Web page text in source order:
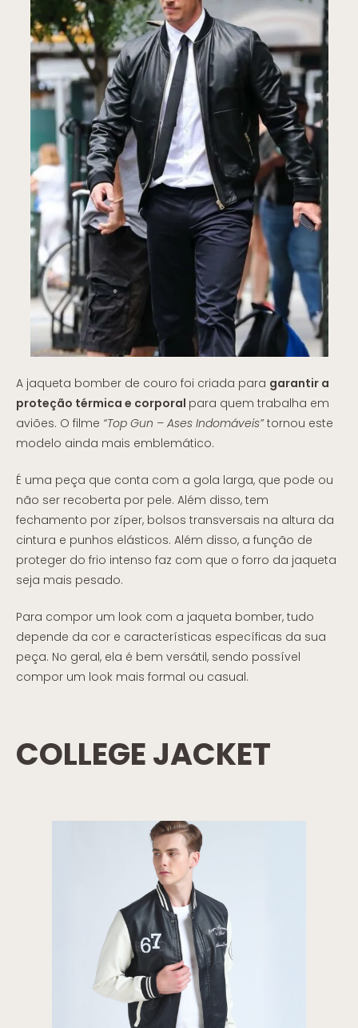
A jaqueta bomber de couro foi criada para garantir a
proteção térmica e corporal para quem trabalha em
aviões. O filme “Top Gun – Ases Indomáveis”tornou este
modelo ainda mais emblemático.
É uma peça que conta com a gola larga, que pode ou
não ser recoberta por pele. Além disso, tem
fechamento por zíper, bolsos transversais na altura da
cintura e punhos elásticos. Além disso, a função de
proteger do frio intenso faz com que o forro da jaqueta
seja mais pesado.
Para compor um look com a jaqueta bomber, tudo
depende da cor e características específicas da sua
peça. No geral, ela é bem versátil, sendo possível
compor um look mais formal ou casual.
COLLEGE JACKET